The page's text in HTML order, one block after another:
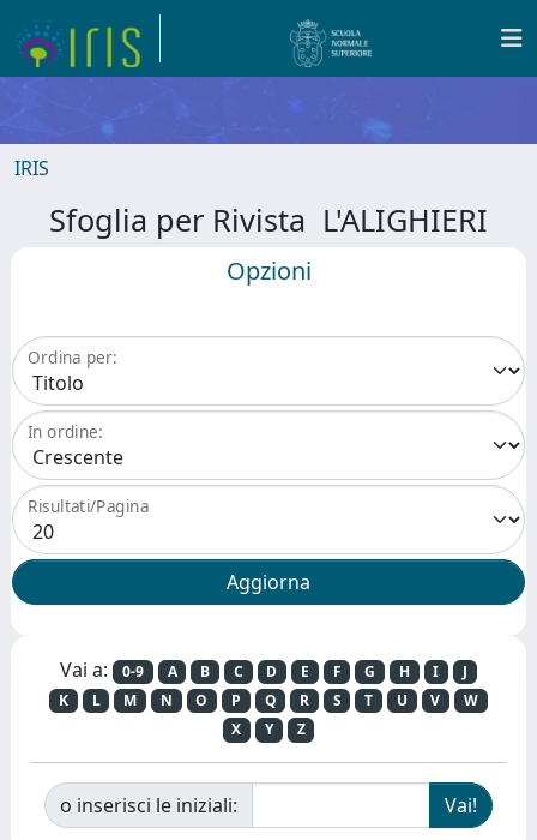
IRIS
Sfoglia per Rivista L'ALIGHIERI
Opzioni
Ordina per:
In ordine:
Risultati/Pagina
Vai a: 0-9 A B C D E F G H I
J
K
L M N O P Q R S T U V
W
X
Y Z
o inserisci le iniziali: